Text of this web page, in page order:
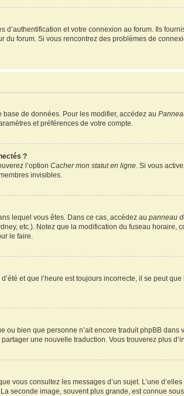
et votre connexion au forum. Ils
forum. Si vous rencontrez des problèmes de
base de données. Pour les modifier, accédez au
et préférences de votre compte.
?
l’optionCacher mon statut en ligne. Si vous
invisibles.
lequel vous êtes. Dans ce cas, accédez aupanneau
etc.). Notez que la modification du fuseau horaire,
le faire.
et que l’heure est toujours incorrecte, il se peut
ou bien que personne n’ait encore traduit phpBB
une nouvelle traduction. Vous trouverez plus
vous consultez les messages d’un sujet. L’une
seconde image, souvent plus grande, est connue